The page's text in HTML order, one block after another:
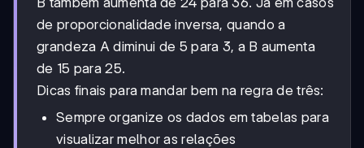
de proporcionalidade inversa, quando a
grandeza A diminui de 5 para 3, a B aumenta
de 15 para 25.
Dicas finais para mandar bem na regra de três:
Sempre organize os dados em tabelas para
visualizar melhor as relações